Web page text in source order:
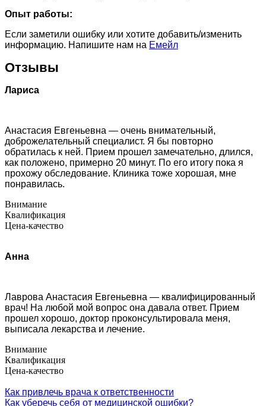
Опыт работы:
Если заметили ошибку или хотите добавить/изменить
информацию. Напишите нам на Емейл
Отзывы
Лариса
Анастасия Евгеньевна — очень внимательный,
доброжелательный специалист. Я бы повторно
обратилась к ней. Прием прошел замечательно, длился,
как положено, примерно 20 минут. По его итогу пока я
прохожу обследование. Клиника тоже хорошая, мне
понравилась.
Внимание
Квалификация
Цена-качество
Анна
Лаврова Анастасия Евгеньевна — квалифицированный
врач! На любой мой вопрос она давала ответ. Прием
прошел хорошо, доктор проконсультировала меня,
выписала лекарства и лечение.
Внимание
Квалификация
Цена-качество
Как привлечь врача к ответственности
Как уберечь себя от медицинской ошибки?